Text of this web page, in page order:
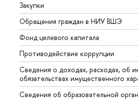
Закупки
Обращения граждан в НИУ ВШЭ
Фонд целевого капитала
Противодействие коррупции
Сведения о доходах, расходах, об
обязательствах имущественного
Сведения об образовательной